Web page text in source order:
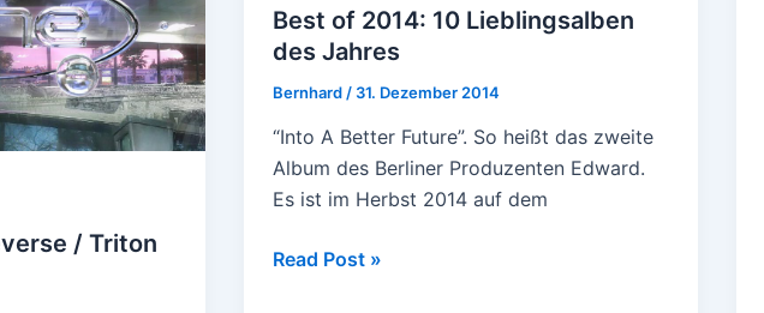
/ Triton
Best of 2014: 10 Lieblingsalben
des Jahres
Bernhard / 31. Dezember 2014
“Into A Better Future”. So heißt das zweite
Album des Berliner Produzenten Edward.
Es ist im Herbst 2014 auf dem
Best
Read Post »